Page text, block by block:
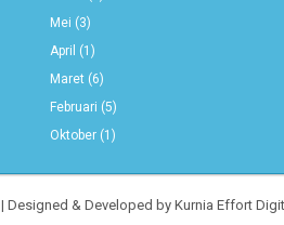
Mei (3)
April (1)
Maret (6)
Februari (5)
Oktober(1)
| Designed & Developed by Kurnia Effort